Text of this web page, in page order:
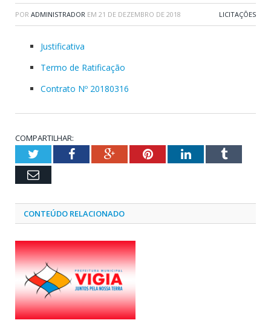
POR ADMINISTRADOR EM 21 DE DEZEMBRO DE 2018 LICITAÇÕES
Justificativa
Termo de Ratificação
Contrato Nº 20180316
COMPARTILHAR:
TwitterFacebookGoogle+PinterestLinkedInTumblr
Email
CONTEÚDO RELACIONADO